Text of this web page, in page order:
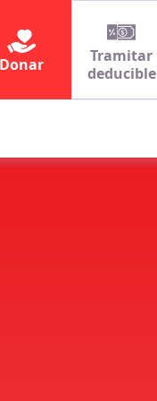
Donar
Tramitar
deducible